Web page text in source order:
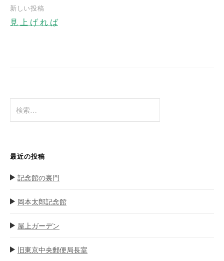
稿
ナ
ョ
ン
新しい投稿
見 上 げ れ ば
索
最近の投稿
記念館の裏門
岡本太郎記念館
屋上ガーデン
旧東京中央郵便局長室